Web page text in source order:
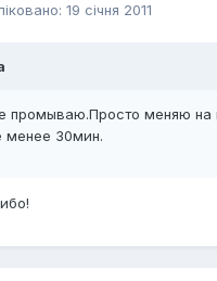
19 січня 2011
промываю.Просто меняю
менее 30мин.